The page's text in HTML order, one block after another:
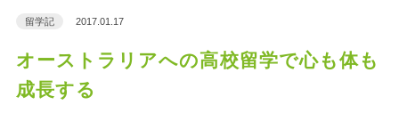
留学記 2017.01.17
オーストラリアへの高校留学で心も体も
成長する